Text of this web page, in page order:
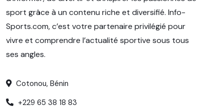
sport grâce à un contenu riche et diversifié. Info-
Sports.com, c’est votre partenaire privilégié pour
vivre et comprendre l’actualité sportive sous tous
ses angles.
Cotonou, Bénin
+229 65 38 18 83